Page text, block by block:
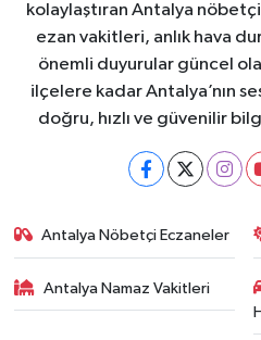
kolaylaştıran Antalya
ezan vakitleri, anlık hava
önemli duyurular güncel
ilçelere kadar Antalya’nın
doğru, hızlı ve güvenilir
Antalya Nöbetçi Eczaneler
Antalya Namaz Vakitleri